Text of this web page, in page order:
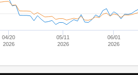
04/20
2026
05/11
2026
06/01
2026